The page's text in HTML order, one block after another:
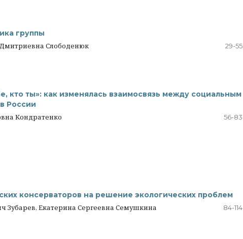
группы
Слободенюк
29-55
кто ты»: как изменялась взаимосвязь между социальным
России
Кондратенко
56-83
консерваторов на решение экологических проблем
Екатерина Сергеевна Семушкина
84-114